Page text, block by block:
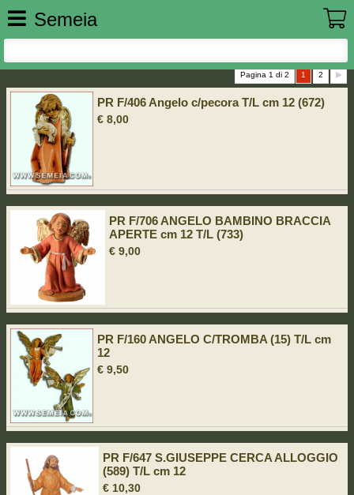
Semeia
Pagina 1 di 2 1 2
PR F/406 Angelo c/pecora T/L cm 12 (672)
€ 8,00
PR F/706 ANGELO BAMBINO BRACCIA
APERTE cm 12 T/L (733)
€ 9,00
PR F/160 ANGELO C/TROMBA (15) T/L cm
12
€ 9,50
PR F/647 S.GIUSEPPE CERCA ALLOGGIO
(589) T/L cm 12
€ 10,30